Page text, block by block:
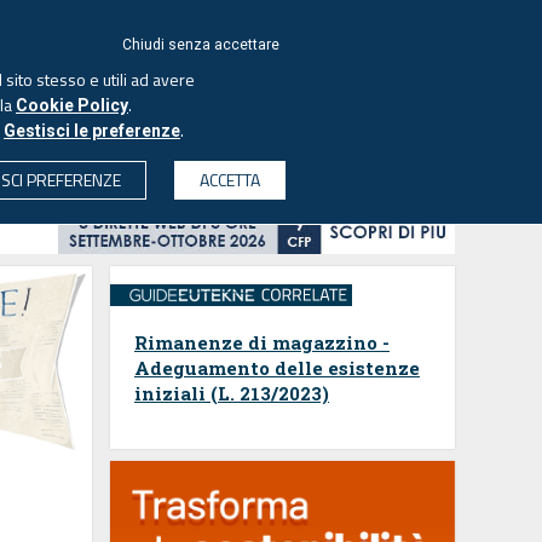
SOCIETÀ PROFESSIONI
Rimanenze di magazzino -
Adeguamento delle esistenze
iniziali (L. 213/2023)
Chiudi senza accettare
stesso e utili ad avere
Cookie Policy.
Gestisci le preferenze.
PREFERENZE
ACCETTA